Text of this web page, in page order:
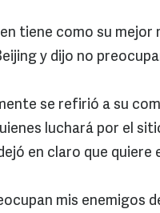
tiene como su
y dijo no
se refirió a su
luchará por el
en claro que quiere
mis enemigos